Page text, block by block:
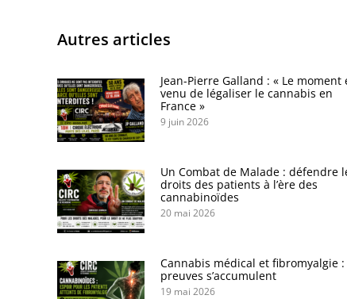
Autres articles
Jean-Pierre Galland : « Le moment
venu de légaliser le cannabis en
France »
9 juin 2026
Un Combat de Malade : défendre
droits des patients à l’ère des
cannabinoïdes
20 mai 2026
Cannabis médical et fibromyalgie :
preuves s’accumulent
19 mai 2026